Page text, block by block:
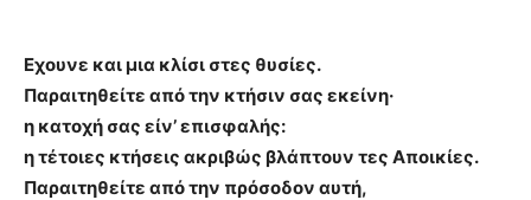
Εχουνε και μια κλίσι στες θυσίες.
Παραιτηθείτε από την κτήσιν σας εκείνη·
η κατοχή σας είν’ επισφαλής:
η τέτοιες κτήσεις ακριβώς βλάπτουν τες Αποικίες.
Παραιτηθείτε από την πρόσοδον αυτή,